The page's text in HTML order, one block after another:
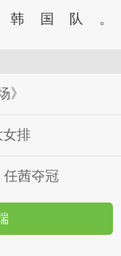
国队。
》
女排
任茜夺冠